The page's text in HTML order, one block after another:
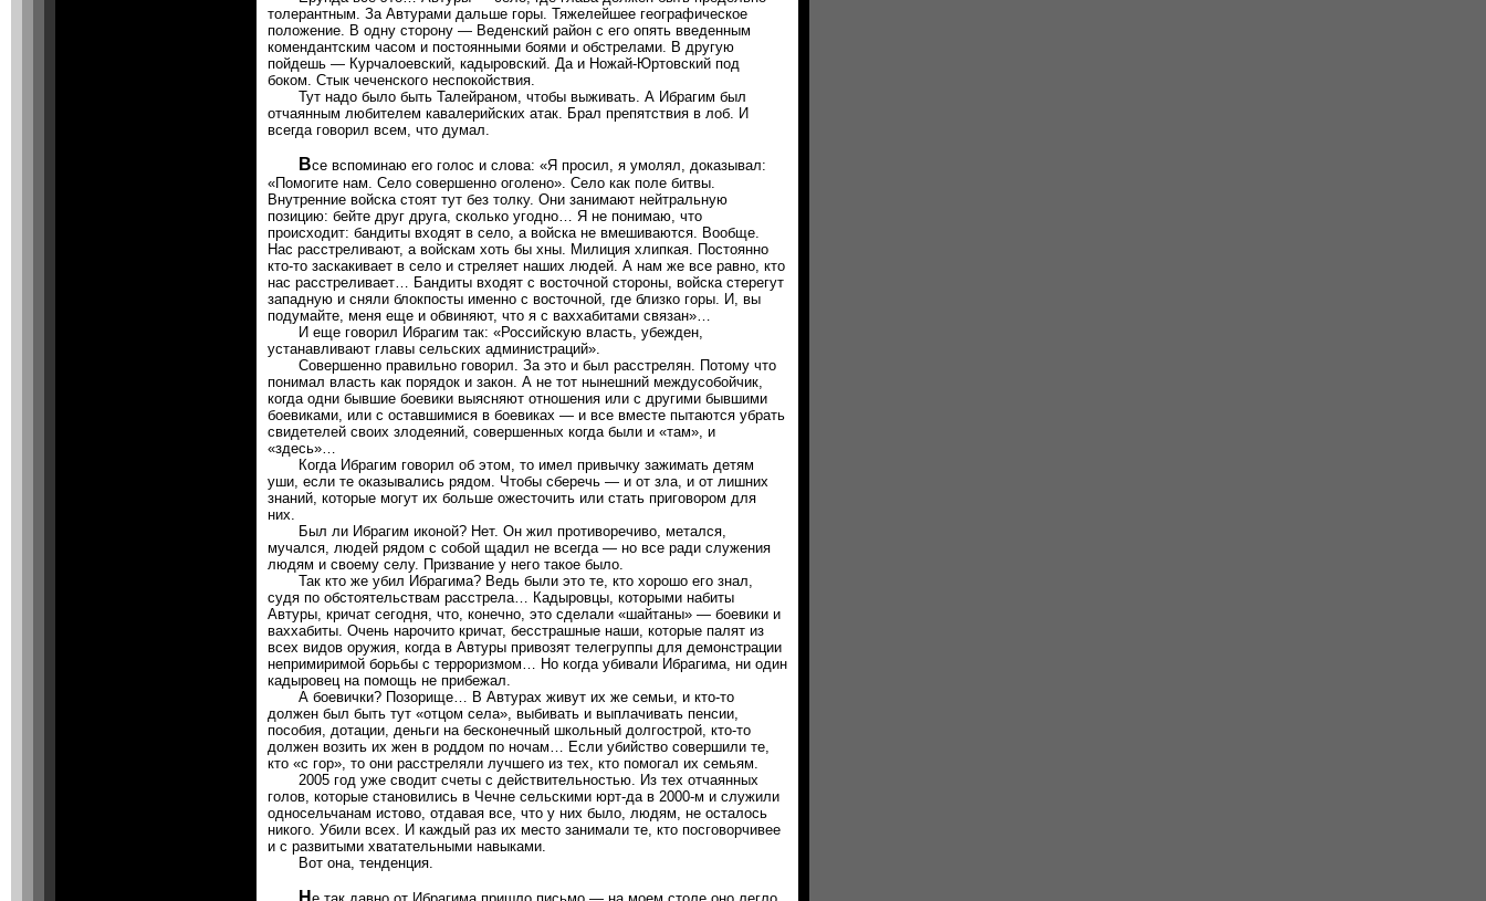
толерантным. За Автурами дальше горы. Тяжелейшее географическое
положение. В одну сторону — Веденский район с его опять введенным
комендантским часом и постоянными боями и обстрелами. В другую
пойдешь — Курчалоевский, кадыровский. Да и Ножай-Юртовский под
боком. Стык чеченского неспокойствия.
Тут надо было быть Талейраном, чтобы выживать. А Ибрагим был
отчаянным любителем кавалерийских атак. Брал препятствия в лоб. И
всегда говорил всем, что думал.
Все вспоминаю его голос и слова: «Я просил, я умолял, доказывал:
«Помогите нам. Село совершенно оголено». Село как поле битвы.
Внутренние войска стоят тут без толку. Они занимают нейтральную
позицию: бейте друг друга, сколько угодно… Я не понимаю, что
происходит: бандиты входят в село, а войска не вмешиваются. Вообще.
Нас расстреливают, а войскам хоть бы хны. Милиция хлипкая. Постоянно
кто-то заскакивает в село и стреляет наших людей. А нам же все равно, кто
нас расстреливает… Бандиты входят с восточной стороны, войска стерегут
западную и сняли блокпосты именно с восточной, где близко горы. И, вы
подумайте, меня еще и обвиняют, что я с ваххабитами связан»…
И еще говорил Ибрагим так: «Российскую власть, убежден,
устанавливают главы сельских администраций».
Совершенно правильно говорил. За это и был расстрелян. Потому что
понимал власть как порядок и закон. А не тот нынешний междусобойчик,
когда одни бывшие боевики выясняют отношения или с другими бывшими
боевиками, или с оставшимися в боевиках — и все вместе пытаются убрать
свидетелей своих злодеяний, совершенных когда были и «там», и
«здесь»…
Когда Ибрагим говорил об этом, то имел привычку зажимать детям
уши, если те оказывались рядом. Чтобы сберечь — и от зла, и от лишних
знаний, которые могут их больше ожесточить или стать приговором для
них.
Был ли Ибрагим иконой? Нет. Он жил противоречиво, метался,
мучался, людей рядом с собой щадил не всегда — но все ради служения
людям и своему селу. Призвание у него такое было.
Так кто же убил Ибрагима? Ведь были это те, кто хорошо его знал,
судя по обстоятельствам расстрела… Кадыровцы, которыми набиты
Автуры, кричат сегодня, что, конечно, это сделали «шайтаны» — боевики и
ваххабиты. Очень нарочито кричат, бесстрашные наши, которые палят из
всех видов оружия, когда в Автуры привозят телегруппы для демонстрации
непримиримой борьбы с терроризмом… Но когда убивали Ибрагима, ни один
кадыровец на помощь не прибежал.
А боевички? Позорище… В Автурах живут их же семьи, и кто-то
должен был быть тут «отцом села», выбивать и выплачивать пенсии,
пособия, дотации, деньги на бесконечный школьный долгострой, кто-то
должен возить их жен в роддом по ночам… Если убийство совершили те,
кто «с гор», то они расстреляли лучшего из тех, кто помогал их семьям.
2005 год уже сводит счеты с действительностью. Из тех отчаянных
голов, которые становились в Чечне сельскими юрт-да в 2000-м и служили
односельчанам истово, отдавая все, что у них было, людям, не осталось
никого. Убили всех. И каждый раз их место занимали те, кто посговорчивее
и с развитыми хватательными навыками.
Вот она, тенденция.
Н